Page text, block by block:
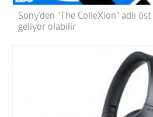
Sony’den “The ColleXion” adlı
geliyor olabilir